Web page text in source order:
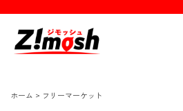
ホーム > フリーマーケット